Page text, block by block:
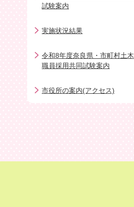
試験案内
実施状況結果
令和8年度奈良県・市町村土木
職員採用共同試験案内
市役所の案内(アクセス)